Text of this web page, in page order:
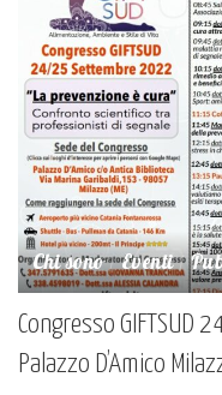
Chi sono Eventi
Congresso GIFTSUD
Palazzo D’Amico